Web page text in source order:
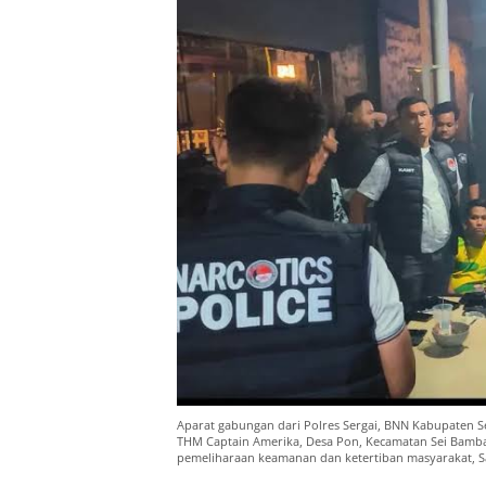
Aparat gabungan dari Polres Sergai, BNN Kabupaten
THM Captain Amerika, Desa Pon, Kecamatan Sei
pemeliharaan keamanan dan ketertiban masyarakat,